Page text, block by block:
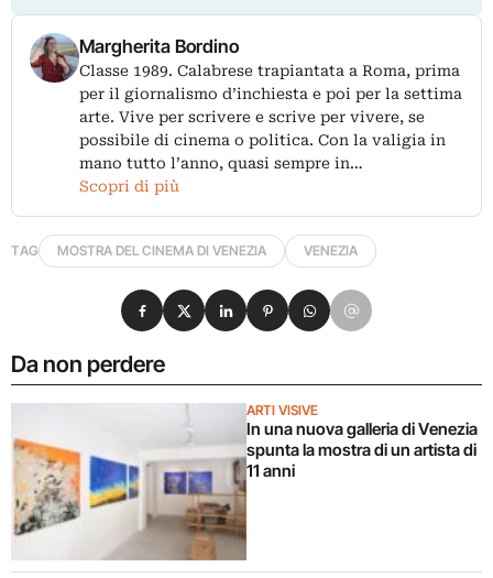
Margherita Bordino
Classe 1989. Calabrese trapiantata a Roma, prima
per il giornalismo d’inchiesta e poi per la settima
arte. Vive per scrivere e scrive per vivere, se
possibile di cinema o politica. Con la valigia in
mano tutto l’anno, quasi sempre in…
Scopri di più
TAG MOSTRA DEL CINEMA DI VENEZIA VENEZIA
Da non perdere
ARTI VISIVE
In una nuova galleria di Venezia
spunta la mostra di un artista di
11 anni
Condividi su Facebook
Condividi su X
Condividi su LinkedIn
Condividi su Pinterest
Condividi su WhatsApp
Condividi su Email